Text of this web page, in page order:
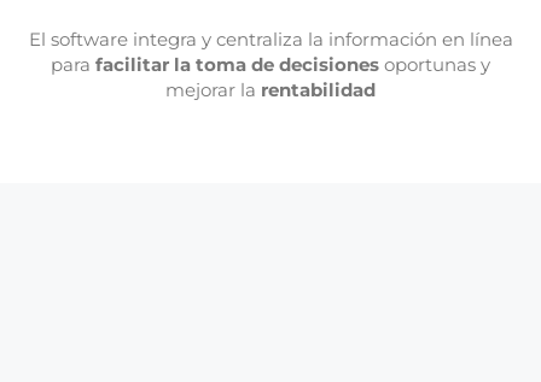
El software integra y centraliza la información en línea
para facilitar la toma de decisiones oportunas y
mejorar la rentabilidad